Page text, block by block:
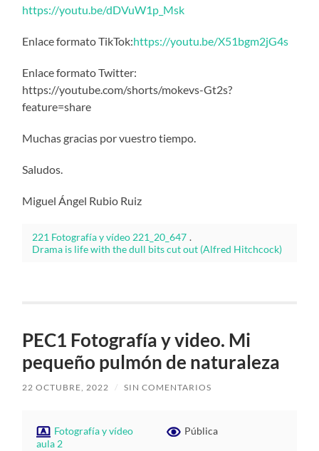
https://youtu.be/dDVuW1p_Msk
Enlace formato TikTok:https://youtu.be/X51bgm2jG4s
Enlace formato Twitter:
https://youtube.com/shorts/mokevs-Gt2s?
feature=share
Muchas gracias por vuestro tiempo.
Saludos.
Miguel Ángel Rubio Ruiz
221 Fotografía y vídeo 221_20_647 .
Drama is life with the dull bits cut out (Alfred Hitchcock)
PEC1 Fotografía y video. Mi
pequeño pulmón de naturaleza
22 OCTUBRE, 2022 / SIN COMENTARIOS
Fotografía y vídeo
aula 2
Pública